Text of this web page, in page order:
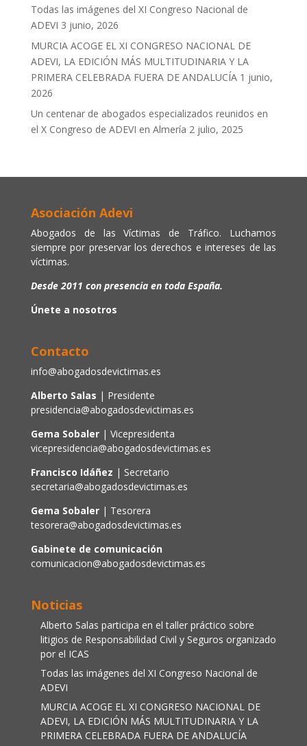
Todas las imágenes del XI Congreso Nacional de
ADEVI 3 junio, 2026
MURCIA ACOGE EL XI CONGRESO NACIONAL DE
ADEVI, LA EDICIÓN MÁS MULTITUDINARIA Y LA
PRIMERA CELEBRADA FUERA DE ANDALUCÍA 1 junio,
2026
Un centenar de abogados especializados reunidos en
el X Congreso de ADEVI en Almería 2 julio, 2025
Asociación Adevi
Abogados de las Víctimas de Tráfico. Luchamos
siempre por preservar los derechos e intereses de las
víctimas.
Desde 2011 con presencia en toda España.
Únete a nosotros
Contacto
info@abogadosdevictimas.es
Alberto Salas | Presidente
presidencia@abogadosdevictimas.es
Gema Sobaler | Vicepresidenta
vicepresidencia@abogadosdevictimas.es
Francisco Idáñez | Secretario
secretaria@abogadosdevictimas.es
Gema Sobaler| Tesorera
tesorera@abogadosdevictimas.es
Gabinete de comunicación
comunicacion@abogadosdevictimas.es
Noticias
Alberto Salas participa en el taller práctico sobre
litigios de Responsabilidad Civil y Seguros organizado
por el ICAS
Todas las imágenes del XI Congreso Nacional de
ADEVI
MURCIA ACOGE EL XI CONGRESO NACIONAL DE
ADEVI, LA EDICIÓN MÁS MULTITUDINARIA Y LA
PRIMERA CELEBRADA FUERA DE ANDALUCÍA